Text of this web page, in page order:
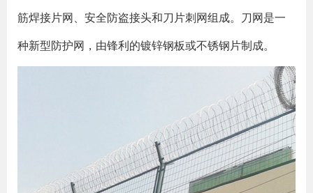
筋焊接片网、安全防盗接头和刀片刺网组成。刀网是一
种新型防护网，由锋利的镀锌钢板或不锈钢片制成。